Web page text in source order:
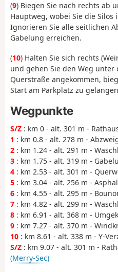
(9) Biegen Sie nach rechts ab
Hauptweg, wobei Sie die Silos
Ignorieren Sie alle seitlichen
Gabelung erreichen.
(10) Halten Sie sich rechts
und gehen Sie den Weg
Querstraße angekommen,
Start am Parkplatz zu
Wegpunkte
S/Z : km 0 - alt. 301 m -
1 : km 0.8 - alt. 278 m -
2 : km 1.24 - alt. 291 m -
3 : km 1.75 - alt. 319 m -
4 : km 2.53 - alt. 301 m -
5 : km 3.04 - alt. 256 m -
6 : km 4.55 - alt. 295 m -
7 : km 4.82 - alt. 299 m -
8 : km 6.91 - alt. 368 m -
9 : km 7.27 - alt. 370 m -
10 : km 8.61 - alt. 338 m - Y-
S/Z : km 9.07 - alt. 301 m -
(Merry-Sec)